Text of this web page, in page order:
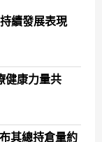
續發展表現
健康力量共
其總持倉量約